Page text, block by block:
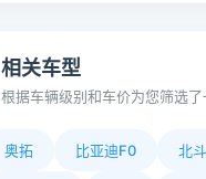
相关车型
根据车辆级别和车价为您筛选
奥拓 比亚迪F0 北